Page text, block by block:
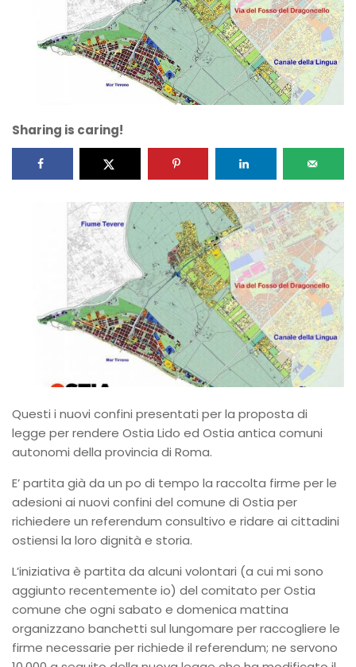
Sharing is caring!
Questi i nuovi confini presentati per la proposta di
legge per rendere Ostia Lido ed Ostia antica comuni
autonomi della provincia di Roma.
E’ partita già da un po di tempo la raccolta firme per le
adesioni ai nuovi confini del comune di Ostia per
richiedere un referendum consultivo e ridare ai cittadini
ostiensi la loro dignità e storia.
L’iniziativa è partita da alcuni volontari (a cui mi sono
aggiunto recentemente io) del comitato per Ostia
comune che ogni sabato e domenica mattina
organizzano banchetti sul lungomare per raccogliere le
firme necessarie per richiede il referendum; ne servono